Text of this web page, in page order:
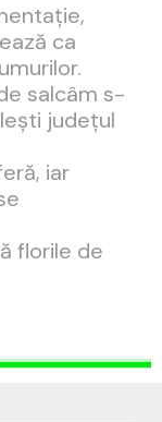
ca
salcâm s-
județul
iar
florile de